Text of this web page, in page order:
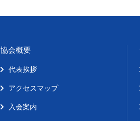
協会概要
代表挨拶
アクセスマップ
入会案内